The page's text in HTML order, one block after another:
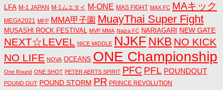
LFA M-1 JAPAN M-1ムエタイ M-ONE MAS FIGHT MAX FC MAキック
MEGA2021 MFP MMA甲子園 MuayThai Super Fight
MUSASHI ROCK FESTIVAL MVP MMA Naiza FC NARIAGARI NEW GATE
NEXT☆LEVEL NICE MIDDLE NJKF NKB NO KICK
NO LIFE NOVA OCEANS ONE Championship
One Round ONE SHOT PETER AERTS SPIRIT PFC PFL POUNDOUT
POUND OUT POUND STORM PR PRINCE REVOLUTION